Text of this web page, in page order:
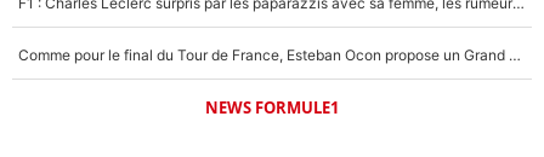
Comme pour le final du Tour de France, Esteban Ocon propose un Grand Prix de Formule 1 à Paris : «Autour de l’Arc de Triomphe, ce serait génial» !
NEWS FORMULE1